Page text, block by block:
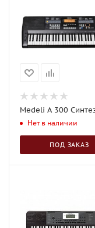
Medeli A 300
Нет в наличии
ПОД ЗАКАЗ